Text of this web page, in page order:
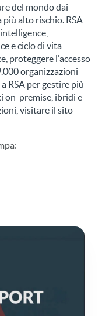
del mondo dai
alto rischio. RSA
e ciclo di vita
proteggere l'accesso
organizzazioni
RSA per gestire più
on-premise, ibridi e
visitare il sito
: